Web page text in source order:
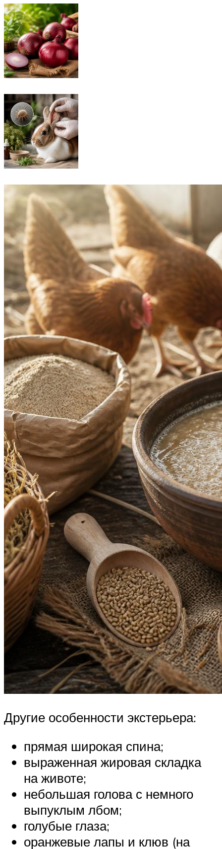
Другие особенности экстерьера:
прямая широкая спина;
выраженная жировая складка
на животе;
небольшая голова с немного
выпуклым лбом;
голубые глаза;
оранжевые лапы и клюв (на